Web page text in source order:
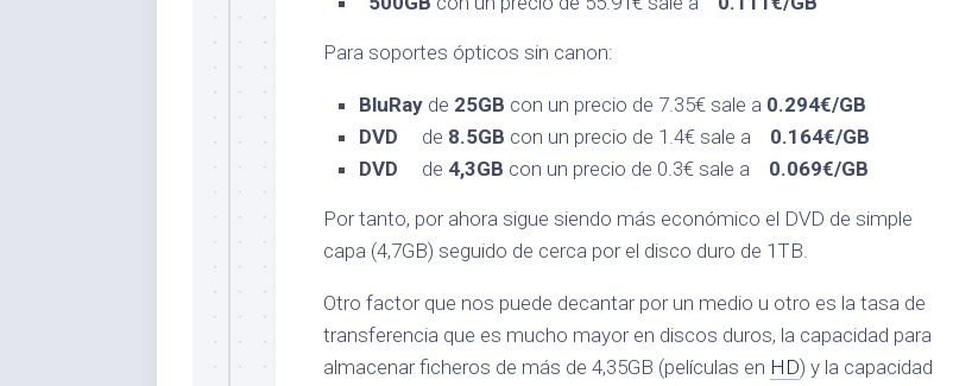
Para soportes ópticos sin canon:
BluRay de 25GB con un precio de 7.35€ sale a 0.294€/GB
DVD
de 8.5GB con un precio de 1.4€ sale a
0.164€/GB
DVD
de 4,3GB con un precio de 0.3€ sale a 0.069€/GB
Por tanto, por ahora sigue siendo más económico el DVD de simple
capa (4,7GB) seguido de cerca por el disco duro de 1TB.
Otro factor que nos puede decantar por un medio u otro es la tasa de
transferencia que es mucho mayor en discos duros, la capacidad para
almacenar ficheros de más de 4,35GB (películas en HD) y la capacidad